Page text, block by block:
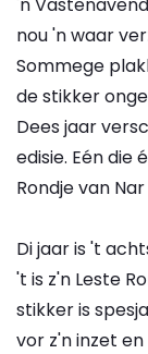
nou 'n waar
Sommege
de stikker
Dees jaar
edisie. Eén die
Rondje van
Di jaar is 't
't is z'n Leste
stikker is
vor z'n inzet